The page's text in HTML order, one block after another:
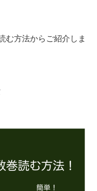
む方法からご紹介しま